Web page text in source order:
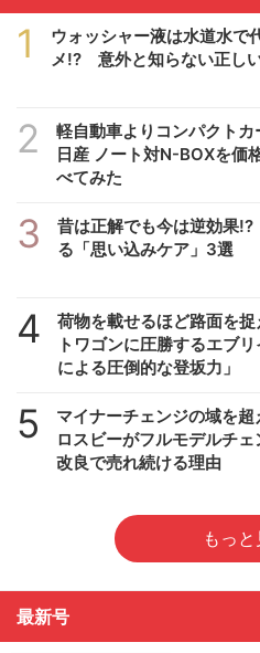
1
ウォッシャー液は水道水で
メ!? 意外と知らない正し
2
軽自動車よりコンパクト
日産 ノート対N-BOXを価
べてみた
3
昔は正解でも今は逆効果
る「思い込みケア」3選
4
荷物を載せるほど路面を捉
トワゴンに圧勝するエブ
による圧倒的な登坂力」
5
マイナーチェンジの域を超
ロスビーがフルモデルチ
改良で売れ続ける理由
もっと
最新号